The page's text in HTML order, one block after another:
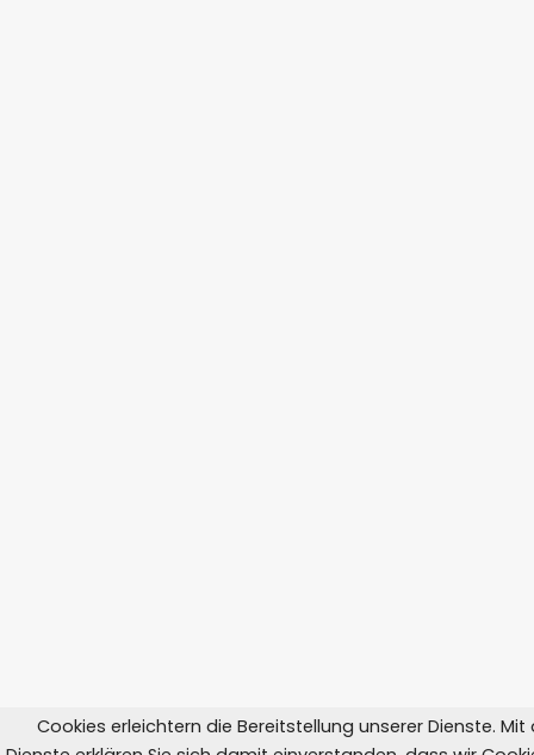
Cookies erleichtern die Bereitstellung unserer Dienste. Mit